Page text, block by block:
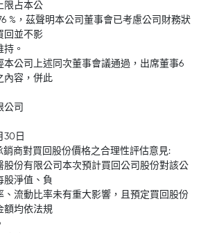
限占本公
%，茲聲明本公司董事會已考慮公司財務狀
回並不影
。
本公司上述同次董事會議通過，出席董事6
內容，併此
公司
30日
銷商對買回股份價格之合理性評估意見:
股份有限公司本次預計買回公司股份對該公
股淨值、負
、流動比率未有重大影響，且預定買回股份
額均依法規